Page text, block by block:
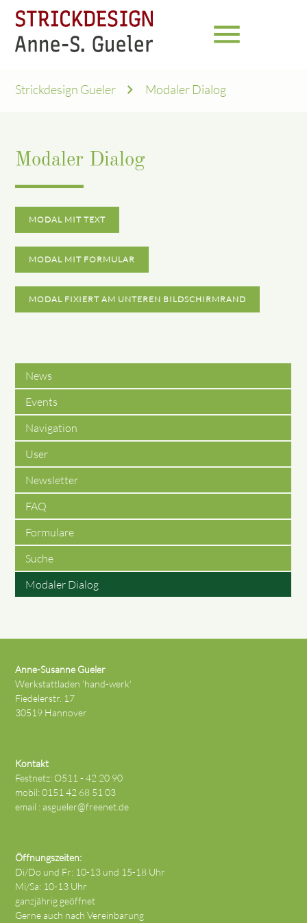
menu
Strickdesign Gueler Modaler Dialog
Modaler Dialog
MODAL MIT TEXT
MODAL MIT FORMULAR
MODAL FIXIERT AM UNTEREN BILDSCHIRMRAND
News
Events
Navigation
User
Newsletter
FAQ
Formulare
Suche
Modaler Dialog
Anne-Susanne Gueler
Werkstattladen 'hand-werk'
Fiedelerstr. 17
30519 Hannover
Kontakt
Festnetz: O511 - 42 20 90
mobil: 0151 42 68 51 03
email :asgueler@freenet.de
Öffnungszeiten:
Di/Do und Fr: 10-13 und 15-18 Uhr
Mi/Sa: 10-13 Uhr
ganzjährig geöffnet
Gerne auch nach Vereinbarung